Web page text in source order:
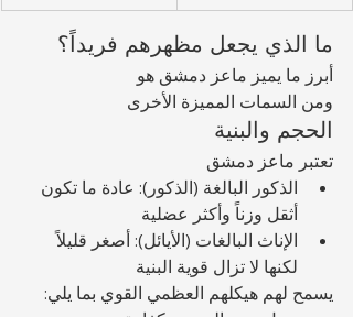
ما الذي يجعل مظهرهم فريداً؟
أبرز ما يميز ماعز دمشق هو
ومن السمات المميزة الأخرى
الحجم والبنية
تعتبر ماعز دمشق
الذكور البالغة (الذكور): عادة ما تكون
أثقل وزناً وأكثر عضلية
الإناث البالغات (الأيائل): أصغر قليلاً
لكنها لا تزال قوية البنية
يسمح لهم هيكلهم العظمي القوي بما يلي: